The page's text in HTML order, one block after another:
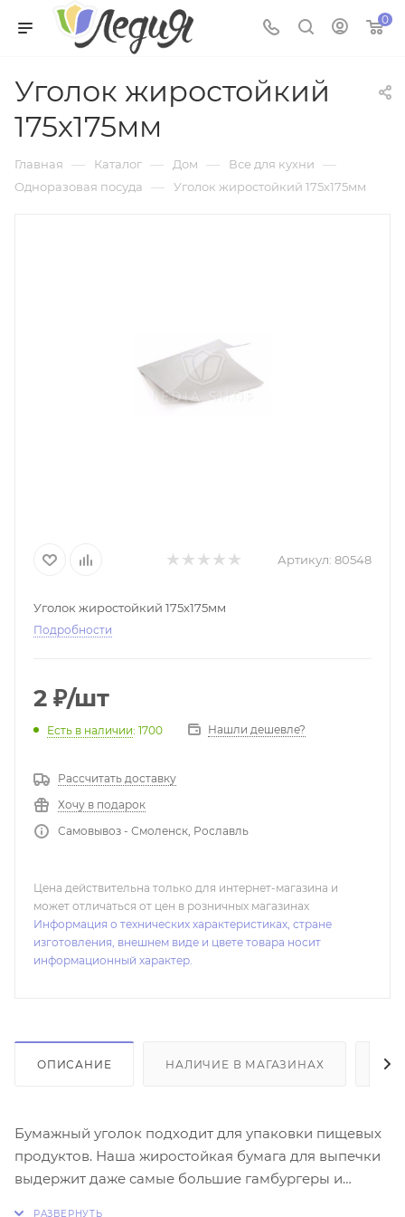
0
Уголок жиростойкий
175х175мм
Главная — Каталог — Дом — Все для кухни —
Одноразовая посуда — Уголок жиростойкий 175х175мм
Артикул: 80548
Уголок жиростойкий 175х175мм
Подробности
2 ₽/шт
Есть в наличии: 1700 Нашли дешевле?
Рассчитать доставку
Хочу в подарок
Самовывоз - Смоленск, Рославль
Цена действительна только для интернет-магазина и
может отличаться от цен в розничных магазинах
Информация о технических характеристиках, стране
изготовления, внешнем виде и цвете товара носит
информационный характер.
ОПИСАНИЕ НАЛИЧИЕ В МАГАЗИНАХ
Бумажный уголок подходит для упаковки пищевых
продуктов. Наша жиростойкая бумага для выпечки
выдержит даже самые большие гамбургеры и